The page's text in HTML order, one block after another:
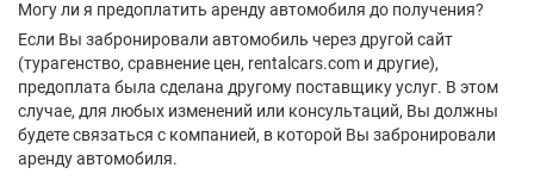
Могу ли я предоплатить аренду автомобиля до получения?
Если Вы забронировали автомобиль через другой сайт
(турагенство, сравнение цен, rentalcars.com и другие),
предоплата была сделана другому поставщику услуг. В этом
случае, для любых изменений или консультаций, Вы должны
будете связаться с компанией, в которой Вы забронировали
аренду автомобиля.